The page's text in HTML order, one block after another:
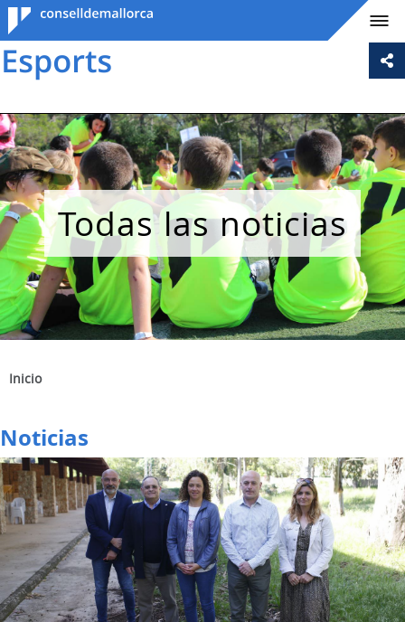
Consell de
Mallorca
Todas las noticias
Inicio
Noticias